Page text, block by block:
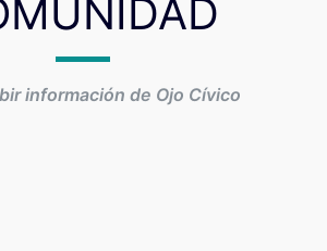
información de Ojo Cívico